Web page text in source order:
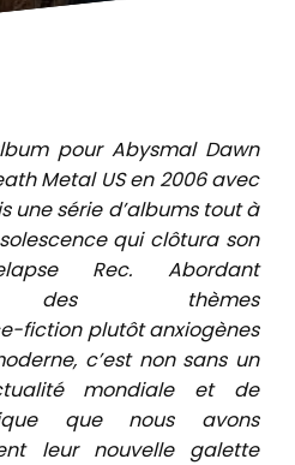
pour Abysmal Dawn
Metal US en 2006 avec
une série d’albums tout à
qui clôtura son
Rec. Abordant
des thèmes
fiction plutôt anxiogènes
c’est non sans un
mondiale et de
que nous avons
leur nouvelle galette